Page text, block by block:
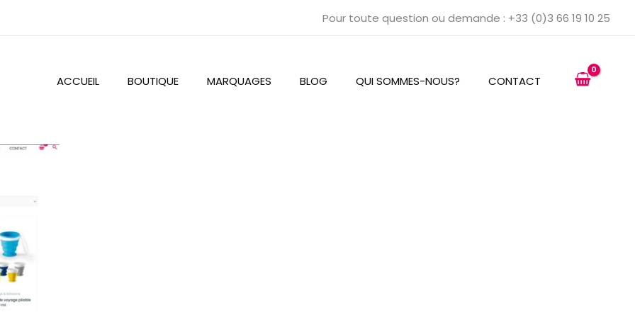
Pour toute question ou demande : +33 (0)3 66 19 10 25
ACCUEIL BOUTIQUE MARQUAGES BLOG QUI SOMMES-NOUS? CONTACT